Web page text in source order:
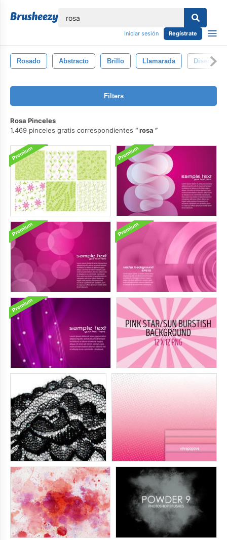
Iniciar sesión Regístrate
Rosado Abstracto Brillo Llamarada Diseño
Filters
Rosa Pinceles
1.469 pinceles gratis correspondientes
rosa